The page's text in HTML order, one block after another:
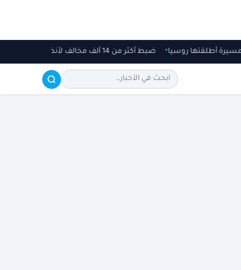
ضبط أكثر من 14 ألف مخالف لأنظمة الإقامة والعمل وأمن الحدود بمناطق المملكة خلال أسبوع